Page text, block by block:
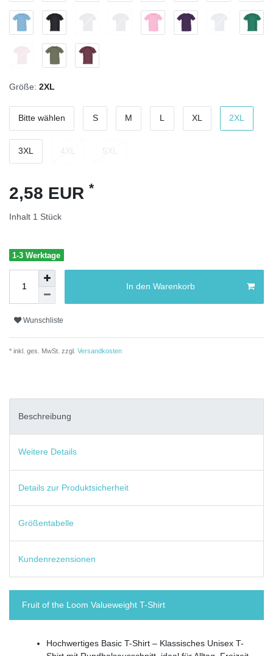
Größe: 2XL
Bitte wählen S M L XL 2XL
3XL
2,58 EUR *
Inhalt 1 Stück
1-3 Werktage
In den Warenkorb
Wunschliste
* inkl. ges. MwSt. zzgl. Versandkosten
Beschreibung
Weitere Details
Details zur Produktsicherheit
Größentabelle
Kundenrezensionen
Fruit of the Loom Valueweight T-Shirt
Hochwertiges Basic T-Shirt – Klassisches Unisex T-